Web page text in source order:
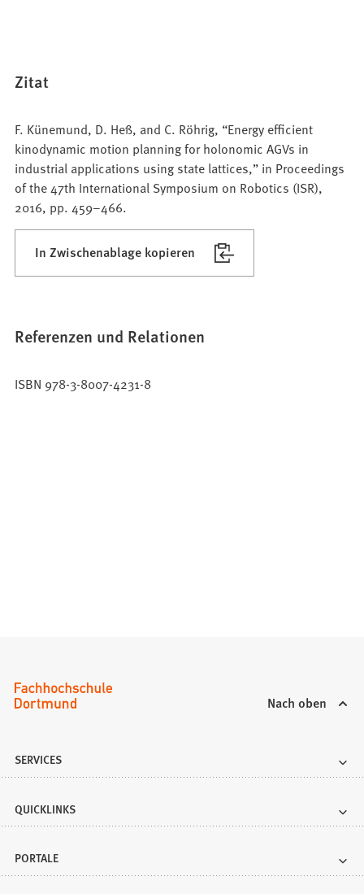
Zitat
F. Künemund, D. Heß, and C. Röhrig, “Energy efficient
kinodynamic motion planning for holonomic AGVs in
industrial applications using state lattices,” in Proceedings
of the 47th International Symposium on Robotics (ISR),
2016, pp. 459–466.
In Zwischenablage kopieren
Referenzen und Relationen
ISBN 978-3-8007-4231-8
Nach oben
SERVICES
QUICKLINKS
PORTALE